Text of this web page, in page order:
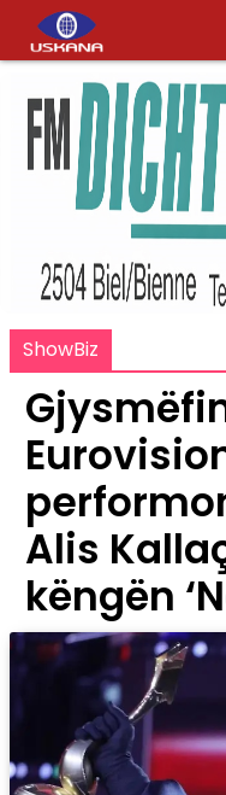
ShowBiz
Alis
këngën